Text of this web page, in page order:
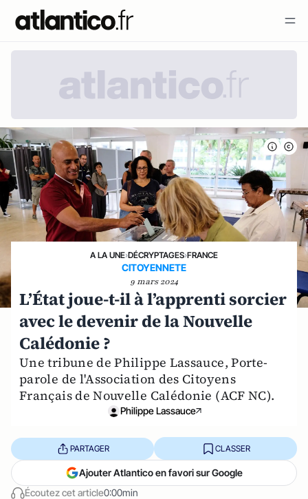
A LA UNE›DÉCRYPTAGES›FRANCE
CITOYENNETE
9 mars 2024
L’État joue-t-il à l’apprenti sorcier
avec le devenir de la Nouvelle
Calédonie ?
Une tribune de Philippe Lassauce, Porte-
parole de l'Association des Citoyens
Français de Nouvelle Calédonie (ACF NC).
Philippe Lassauce
Écoutez cet article0:00min
PARTAGER CLASSER
Ajouter Atlantico en favori sur Google